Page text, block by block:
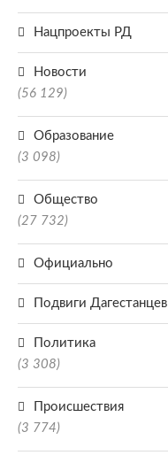
Нацпроекты РД
Новости
(56 129)
Образование
(3 098)
Общество
(27 732)
Официально
Подвиги Дагестанцев
Политика
(3 308)
Происшествия
(3 774)